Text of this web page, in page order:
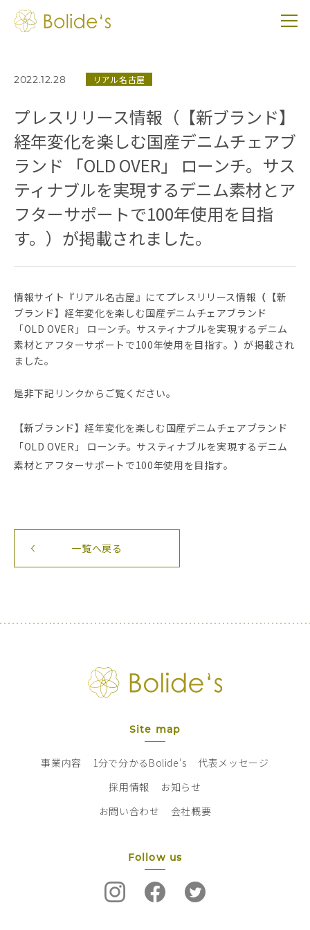
2022.12.28 リアル名古屋
プレスリリース情報（【新ブランド】
経年変化を楽しむ国産デニムチェアブ
ランド 「OLD OVER」 ローンチ。サス
ティナブルを実現するデニム素材とア
フターサポートで100年使用を目指
す。）が掲載されました。
情報サイト『リアル名古屋』にてプレスリリース情報 （ 【新
ブランド】経年変化を楽しむ国産デニムチェアブランド
「OLD OVER」 ローンチ。サスティナブルを実現するデニム
素材とアフターサポートで100年使用を目指す。 ）が掲載され
ました。
是非下記リンクからご覧ください。
【新ブランド】経年変化を楽しむ国産デニムチェアブランド
「OLD OVER」 ローンチ。サスティナブルを実現するデニム
素材とアフターサポートで100年使用を目指す。
一覧へ戻る
Site map
事業内容 1分で分かるBolide‘s
代表メッセージ
採用情報
お知らせ
お問い合わせ
会社概要
Follow us